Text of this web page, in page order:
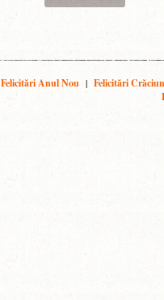
Felicitări Anul Nou | Felicitări